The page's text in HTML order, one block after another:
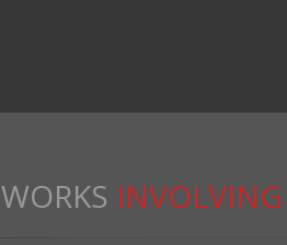
WORKS INVOLVING